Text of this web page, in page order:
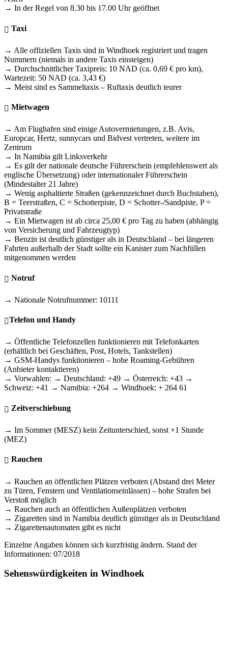
→ In der Regel von 8.30 bis 17.00 Uhr geöffnet
Taxi
→ Alle offiziellen Taxis sind in Windhoek registriert und tragen
Nummern (niemals in andere Taxis einsteigen)
→ Durchschnittlicher Taxipreis: 10 NAD (ca. 0,69 € pro km),
Wartezeit: 50 NAD (ca. 3,43 €)
→ Meist sind es Sammeltaxis – Ruftaxis deutlich teurer
Mietwagen
→ Am Flughafen sind einige Autovermietungen, z.B. Avis,
Europcar, Hertz, sunnycars und Bidvest vertreten, weitere im
Zentrum
→ In Namibia gilt Linksverkehr
→ Es gilt der nationale deutsche Führerschein (empfehlenswert als
englische Übersetzung) oder internationaler Führerschein
(Mindestalter 21 Jahre)
→ Wenig asphaltierte Straßen (gekennzeichnet durch Buchstaben),
B = Teerstraßen, C = Schotterpiste, D = Schotter-/Sandpiste, P =
Privatstraße
→ Ein Mietwagen ist ab circa 25,00 € pro Tag zu haben (abhängig
von Versicherung und Fahrzeugtyp)
→ Benzin ist deutlich günstiger als in Deutschland – bei längeren
Fahrten außerhalb der Stadt sollte ein Kanister zum Nachfüllen
mitgenommen werden
Notruf
→ Nationale Notrufnummer: 10111
Telefon und Handy
→ Öffentliche Telefonzellen funktionieren mit Telefonkarten
(erhältlich bei Geschäften, Post, Hotels, Tankstellen)
→ GSM-Handys funktionieren – hohe Roaming-Gebühren
(Anbieter kontaktieren)
→ Vorwahlen: → Deutschland: +49 → Österreich: +43 →
Schweiz: +41 → Namibia: +264 → Windhoek: + 264 61
Zeitverschiebung
→ Im Sommer (MESZ) kein Zeitunterschied, sonst +1 Stunde
(MEZ)
Rauchen
→ Rauchen an öffentlichen Plätzen verboten (Abstand drei Meter
zu Türen, Fenstern und Ventilationseinlässen) – hohe Strafen bei
Verstoß möglich
→ Rauchen auch an öffentlichen Außenplätzen verboten
→ Zigaretten sind in Namibia deutlich günstiger als in Deutschland
→ Zigarettenautomaten gibt es nicht
Einzelne Angaben können sich kurzfristig ändern. Stand der
Informationen: 07/2018
Sehenswürdigkeiten in Windhoek